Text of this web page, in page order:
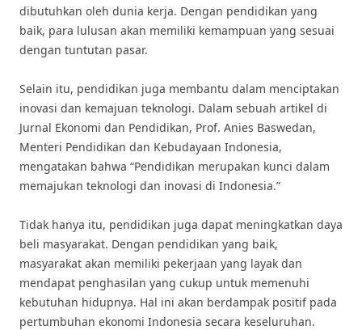
dibutuhkan oleh dunia kerja. Dengan pendidikan yang
baik, para lulusan akan memiliki kemampuan yang sesuai
dengan tuntutan pasar.
Selain itu, pendidikan juga membantu dalam menciptakan
inovasi dan kemajuan teknologi. Dalam sebuah artikel di
Jurnal Ekonomi dan Pendidikan, Prof. Anies Baswedan,
Menteri Pendidikan dan Kebudayaan Indonesia,
mengatakan bahwa “Pendidikan merupakan kunci dalam
memajukan teknologi dan inovasi di Indonesia.”
Tidak hanya itu, pendidikan juga dapat meningkatkan daya
beli masyarakat. Dengan pendidikan yang baik,
masyarakat akan memiliki pekerjaan yang layak dan
mendapat penghasilan yang cukup untuk memenuhi
kebutuhan hidupnya. Hal ini akan berdampak positif pada
pertumbuhan ekonomi Indonesia secara keseluruhan.